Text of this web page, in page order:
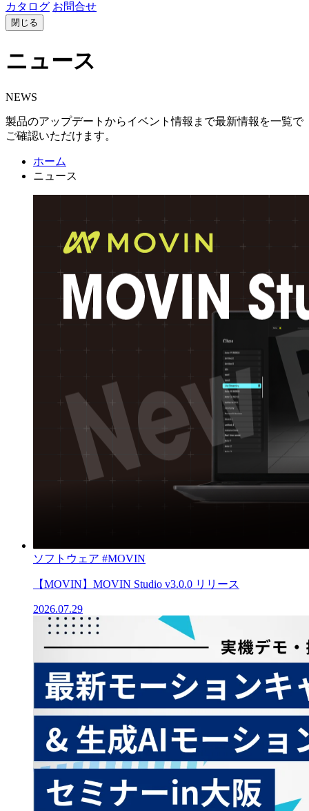
カタログ お問合せ
閉じる
ニュース
NEWS
製品のアップデートからイベント情報まで最新情報を一覧で
ご確認いただけます。
ホーム
ニュース
ソフトウェア #MOVIN
【MOVIN】MOVIN Studio v3.0.0 リリース
2026.07.29